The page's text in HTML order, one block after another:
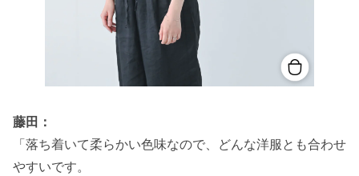
藤田：
「落ち着いて柔らかい色味なので、どんな洋服とも合わせ
やすいです。